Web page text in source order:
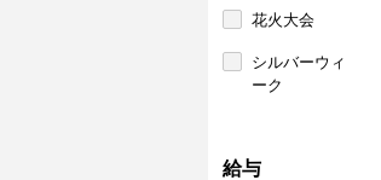
花火大会
シルバーウィ
ーク
給与